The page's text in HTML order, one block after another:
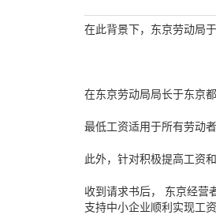
在此背景下，东京劳动局
在东京劳动局局长于东京
最低工资适用于所有劳动
此外，针对积极提高工资
收到请求书后， 东京经营
支持中小企业顺利实现工